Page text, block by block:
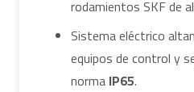
rodamientos SKF de
Sistema eléctrico
equipos de control y
norma IP65.